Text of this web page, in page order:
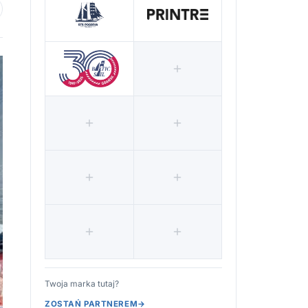
ulubionych
Twoja marka tutaj?
ZOSTAŃ PARTNEREM→